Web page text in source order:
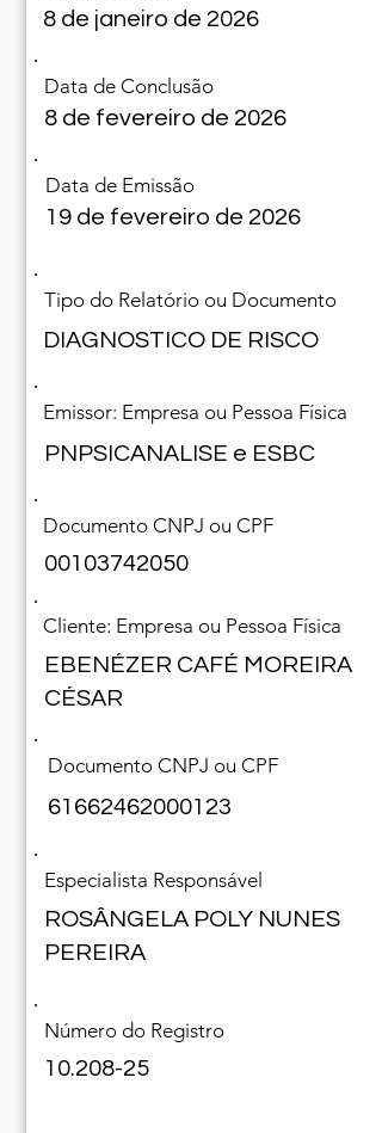
8 de janeiro de 2026
Data de Conclusão
8 de fevereiro de 2026
Data de Emissão
19 de fevereiro de 2026
Tipo do Relatório ou Documento
DIAGNOSTICO DE RISCO
Emissor: Empresa ou Pessoa Física
PNPSICANALISE e ESBC
Documento CNPJ ou CPF
00103742050
Cliente: Empresa ou Pessoa Física
EBENÉZER CAFÉ MOREIRA
CÉSAR
Documento CNPJ ou CPF
61662462000123
Especialista Responsável
ROSÂNGELA POLY NUNES
PEREIRA
Número do Registro
10.208-25